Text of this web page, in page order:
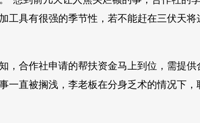
工具有很强的季节性，若不能赶在三伏天
，合作社申请的帮扶资金马上到位，需提
一直被搁浅，李老板在分身乏术的情况下